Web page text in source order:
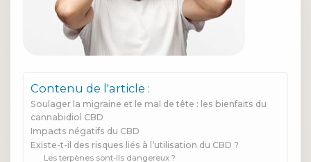
Contenu de l'article :
Soulager la migraine et le mal de tête : les bienfaits du
cannabidiol CBD
Impacts négatifs du CBD
Existe-t-il des risques liés à l’utilisation du CBD ?
Les terpènes sont-ils dangereux ?